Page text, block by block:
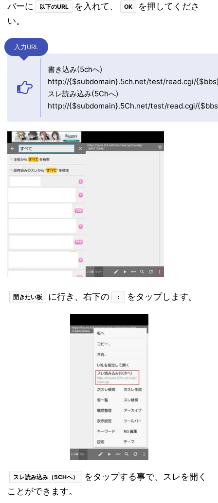
バーに 以下のURL を入れて、 OK
を押してくださ
い。
入力URL
書き込み(5chへ)
http://{$subdomain}.5ch.net/test/read.cgi/
スレ読み込み(5Chへ)
http://{$subdomain}.5Ch.net/test/read.cgi/
開きたい板 に行き、右下の ： をタップします。
スレ読み込み（5CHへ）
をタップする事で、スレを開く
ことができます。